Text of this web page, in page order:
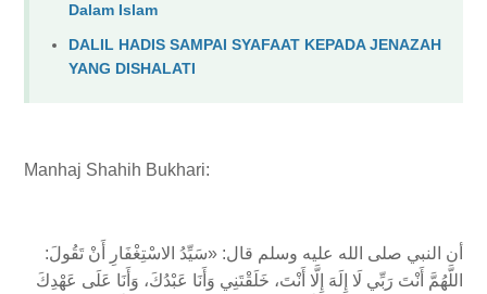
Dalam Islam
DALIL HADIS SAMPAI SYAFAAT KEPADA JENAZAH
YANG DISHALATI
Manhaj Shahih Bukhari:
أن النبي صلى الله عليه وسلم قال: «سَيِّدُ الاسْتِغْفَارِ أَنْ تَقُولَ:
اللَّهُمَّ أَنْتَ رَبِّي لَا إِلَهَ إِلَّا أَنْتَ، خَلَقْتَنِي وَأَنَا عَبْدُكَ، وَأَنَا عَلَى عَهْدِكَ